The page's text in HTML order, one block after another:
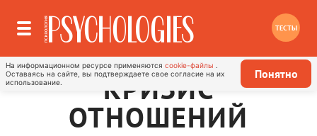
ТЕСТЫ
На информационном ресурсе применяются cookie-файлы
Оставаясь на сайте, вы подтверждаете свое согласие на их
использование.
Понятно
КРИЗИС
ОТНОШЕНИЙ